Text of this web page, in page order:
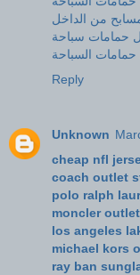
من الداخل
حمامات سباحة
السباحة
Reply
Unknown
cheap nfl
coach outlet
polo ralph
moncler outlet
los angeles
michael kors
ray ban